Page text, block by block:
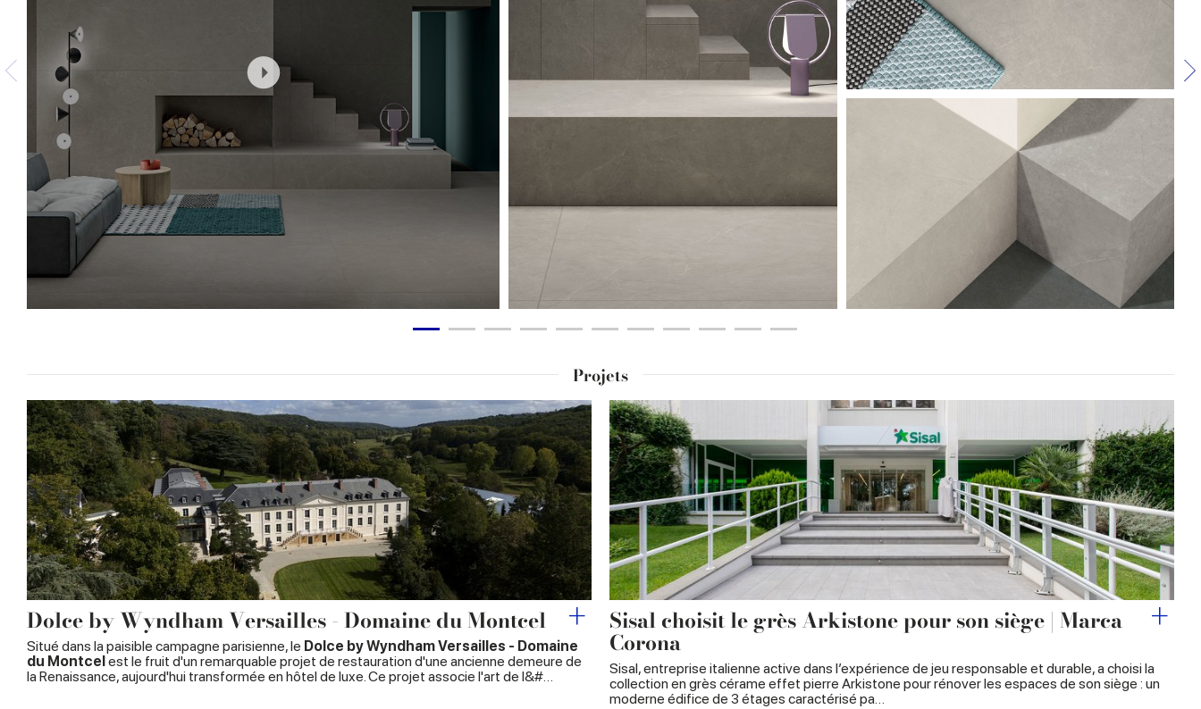
Projets
Dolce by Wyndham Versailles - Domaine du Montcel
Situé dans la paisible campagne parisienne, le Dolce by Wyndham Versailles - Domaine
du Montcel est le fruit d'un remarquable projet de restauration d'une ancienne demeure de
la Renaissance, aujourd'hui transformée en hôtel de luxe. Ce projet associe l'art de l&#…
Sisal choisit le grès Arkistone pour son siège | Marca
Corona
Sisal, entreprise italienne active dans l’expérience de jeu responsable et durable, a choisi la
collection en grès cérame effet pierre Arkistone pour rénover les espaces de son siège : un
moderne édifice de 3 étages caractérisé pa…